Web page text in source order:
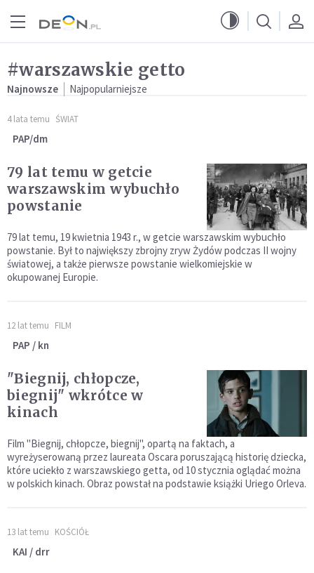
#warszawskie getto
Najnowsze Najpopularniejsze
4 lata temu ŚWIAT
PAP/dm
79 lat temu w getcie
warszawskim wybuchło
powstanie
79 lat temu, 19 kwietnia 1943 r., w getcie warszawskim wybuchło
powstanie. Był to największy zbrojny zryw Żydów podczas II wojny
światowej, a także pierwsze powstanie wielkomiejskie w
okupowanej Europie.
12 lat temu FILM
PAP / kn
"Biegnij, chłopcze,
biegnij" wkrótce w
kinach
Film "Biegnij, chłopcze, biegnij", opartą na faktach, a
wyreżyserowaną przez laureata Oscara poruszającą historię dziecka,
które uciekło z warszawskiego getta, od 10 stycznia oglądać można
w polskich kinach. Obraz powstał na podstawie książki Uriego Orleva.
13 lat temu KOŚCIÓŁ
KAI / drr